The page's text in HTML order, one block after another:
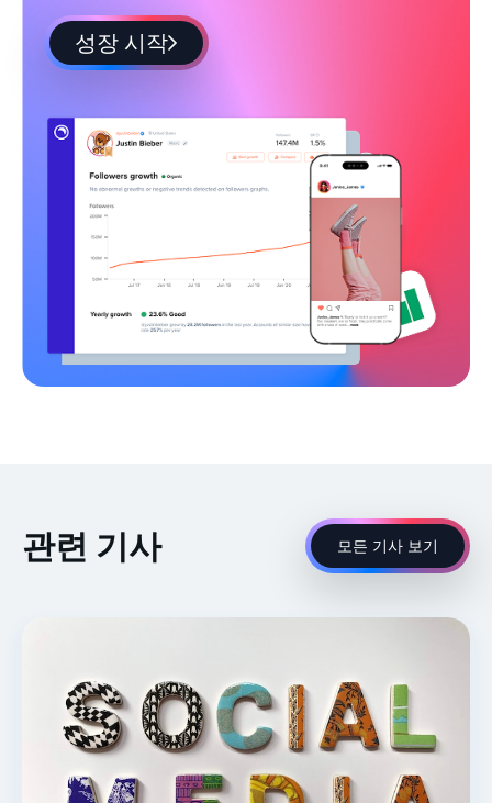
성장 시작
관련 기사 모든 기사 보기